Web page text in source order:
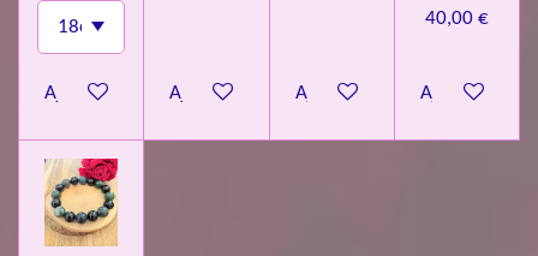
Ajouter au panierAjouter au panierAjouter au panier
40,00 €
Ajouter au